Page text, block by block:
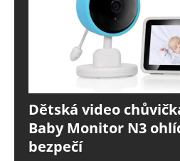
Dětská video
Baby Monitor N3
bezpečí